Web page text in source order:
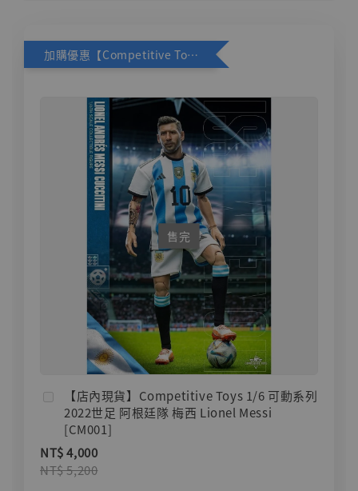
加購優惠【Competitive Toys 梅西 [CM001]】
售完
【店內現貨】Competitive Toys 1/6 可動系列
2022世足 阿根廷隊 梅西 Lionel Messi
[CM001]
NT$ 4,000
NT$ 5,200